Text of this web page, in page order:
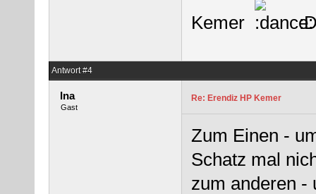
Kemer
Antwort #4
Ina
Gast
Re: Erendiz HP Kemer
Zum Einen -
Schatz mal
zum anderen -